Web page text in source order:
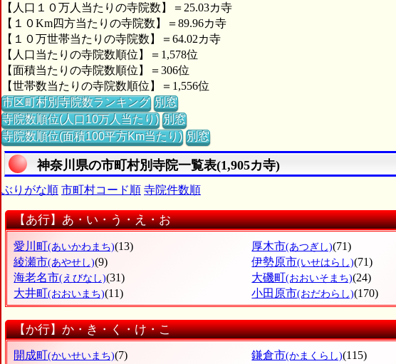
【人口１０万人当たりの寺院数】＝25.03カ寺
【１０Km四方当たりの寺院数】＝89.96カ寺
【１０万世帯当たりの寺院数】＝64.02カ寺
【人口当たりの寺院数順位】＝1,578位
【面積当たりの寺院数順位】＝306位
【世帯数当たりの寺院数順位】＝1,556位
市区町村別寺院数ランキング 別窓
寺院数順位(人口10万人当たり) 別窓
寺院数順位(面積100平方Km当たり) 別窓
神奈川県の市町村別寺院一覧表(1,905カ寺)
ぶりがな順 市町村コード順 寺院件数順
【あ行】あ・い・う・え・お
愛川町(あいかわまち)(13) 厚木市(あつぎし)(71)
綾瀬市(あやせし)(9) 伊勢原市(いせはらし)(71)
海老名市(えびなし)(31) 大磯町(おおいそまち)(24)
大井町(おおいまち)(11) 小田原市(おだわらし)(170)
【か行】か・き・く・け・こ
開成町(かいせいまち)(7) 鎌倉市(かまくらし)(115)